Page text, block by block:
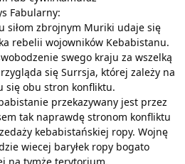
Fabularny:
siłom zbrojnym Muriki udaje się
rebelii wojowników Kebabistanu.
swego kraju za wszelką
się Surrsja, której zależy na
się obu stron konfliktu.
przekazywany jest przez
tak naprawdę stronom konfliktu
kebabistańskiej ropy. Wojnę
wiecej baryłek ropy bogato